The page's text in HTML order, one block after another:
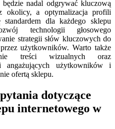
nadal odgrywać kluczową
a optymalizacja profili
dla każdego sklepu
technologii głosowego
strategii słów kluczowych do
użytkowników. Warto także
treści wizualnych oraz
angażujących użytkowników i
ofertą sklepu.
dotyczące
internetowego w